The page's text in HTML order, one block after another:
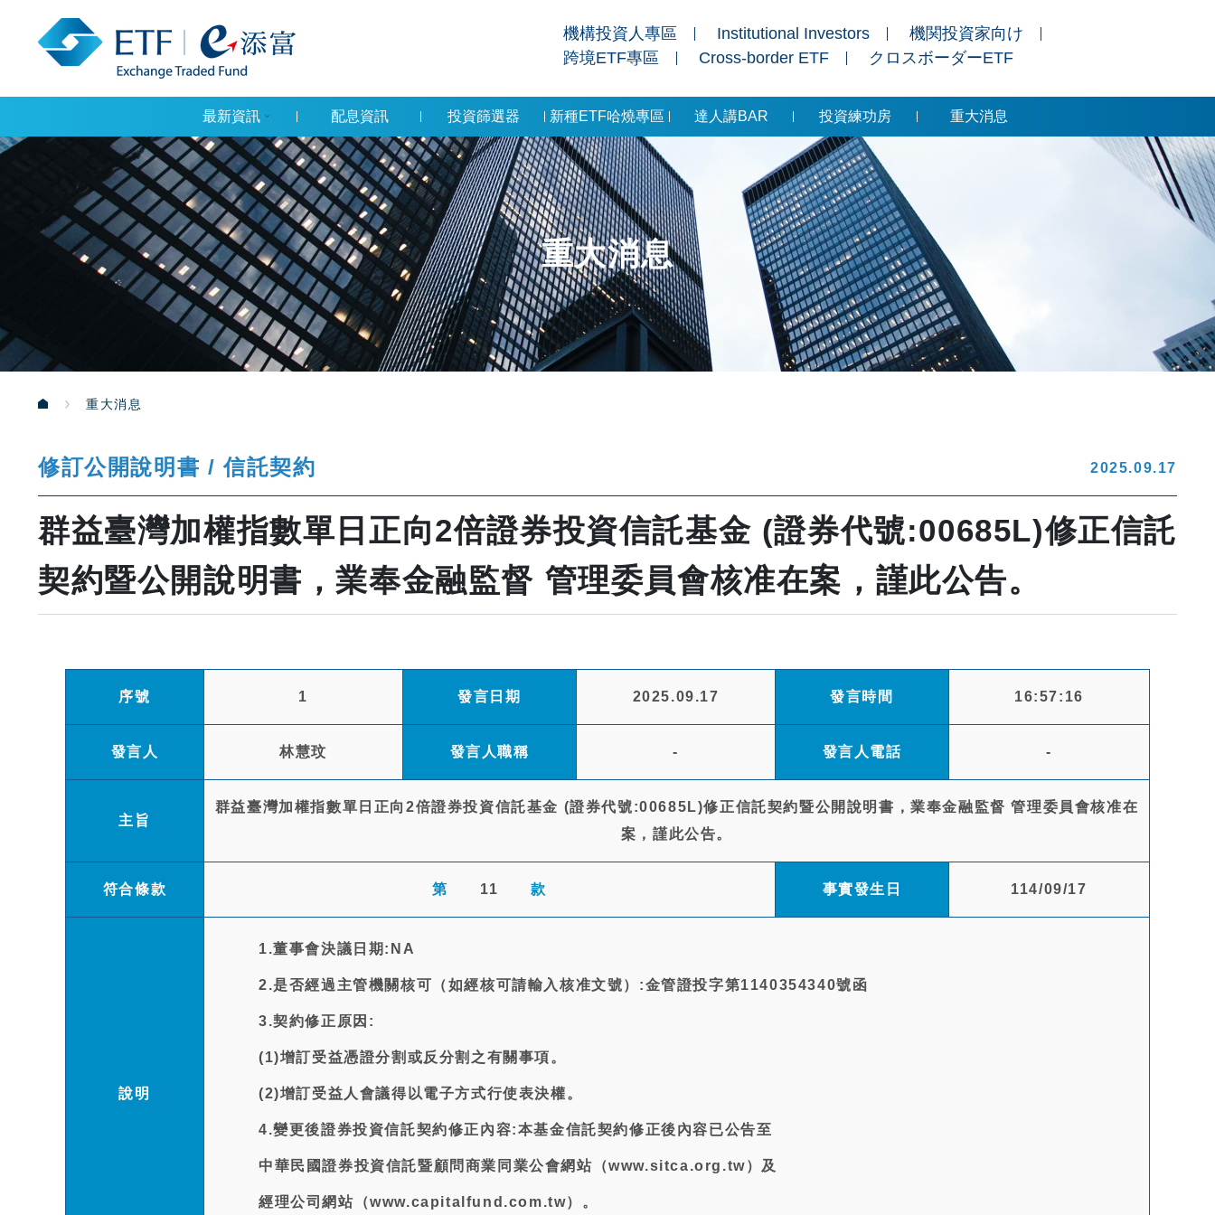
機構投資人專區 Institutional Investors
機関投資家向け
跨境ETF專區
Cross-border ETF クロスボーダーETF
最新資訊 配息資訊 投資篩選器 新種ETF哈燒專區 達人講BAR 投資練功房 重大消息
重大消息
重大消息
修訂公開說明書 / 信託契約 2025.09.17
群益臺灣加權指數單日正向2倍證券投資信託基金 (證券代號:00685L)修正信託
契約暨公開說明書，業奉金融監督 管理委員會核准在案，謹此公告。
序號 1 發言日期 2025.09.17 發言時間 16:57:16
發言人 林慧玟 發言人職稱 - 發言人電話 -
主旨
群益臺灣加權指數單日正向2倍證券投資信託基金 (證券代號:00685L)修正信託契約暨公開說明書，業奉金融監督 管理委員會核准在
案，謹此公告。
符合條款 第 11 款 事實發生日 114/09/17
說明
1.董事會決議日期:NA
2.是否經過主管機關核可（如經核可請輸入核准文號）:金管證投字第1140354340號函
3.契約修正原因:
(1)增訂受益憑證分割或反分割之有關事項。
(2)增訂受益人會議得以電子方式行使表決權。
4.變更後證券投資信託契約修正內容:本基金信託契約修正後內容已公告至
中華民國證券投資信託暨顧問商業同業公會網站（www.sitca.org.tw）及
經理公司網站（www.capitalfund.com.tw）。